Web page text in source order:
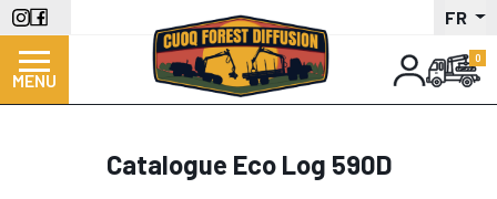
Aller
au
contenu
principal
FR
MENU
Catalogue Eco Log 590D